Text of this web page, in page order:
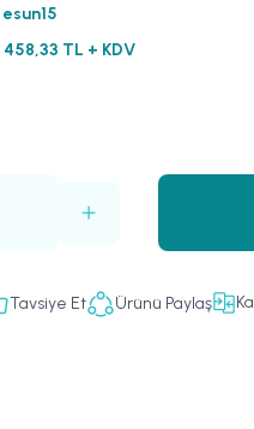
esun15
458,33 TL + KDV
Tavsiye Et Ürünü Paylaş